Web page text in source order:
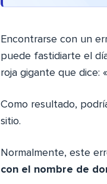
Encontrarse con un
puede fastidiarte el
roja gigante que dice: «
Como resultado,
sitio.
Normalmente, este
con el nombre de